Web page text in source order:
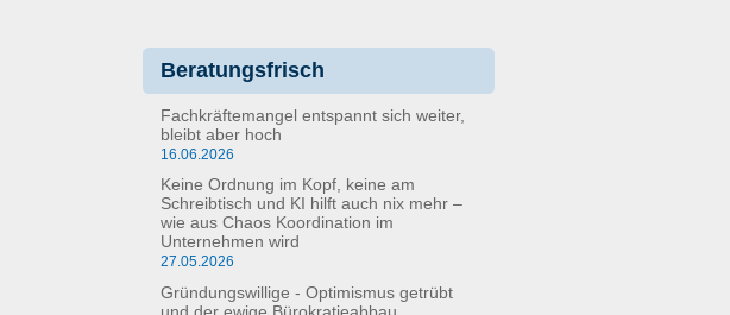
Beratungsfrisch
Fachkräftemangel entspannt sich weiter,
bleibt aber hoch
16.06.2026
Keine Ordnung im Kopf, keine am
Schreibtisch und KI hilft auch nix mehr –
wie aus Chaos Koordination im
Unternehmen wird
27.05.2026
Gründungswillige - Optimismus getrübt